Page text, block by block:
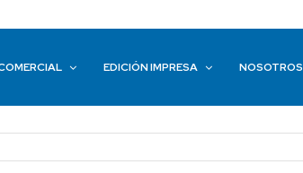
EDICIÓN IMPRESA NOSOTROS